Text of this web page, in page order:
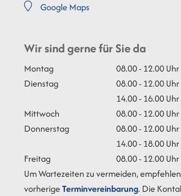
Google Maps
Wir sind gerne für Sie da
Montag
08.00 - 12.00 Uhr
Dienstag
08.00 - 12.00 Uhr
14.00 - 16.00 Uhr
Mittwoch
08.00 - 12.00 Uhr
Donnerstag
08.00 - 12.00 Uhr
14.00 - 18.00 Uhr
Freitag
08.00 - 12.00 Uhr
Um Wartezeiten zu vermeiden,
vorherigeTerminvereinbarung. Die